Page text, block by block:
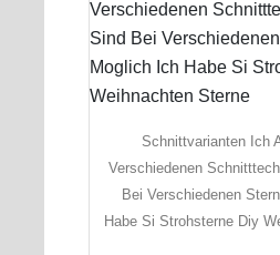
Schnittvarianten Ich
Verschiedenen
Bei Verschiedenen
Habe Si Strohsterne Diy